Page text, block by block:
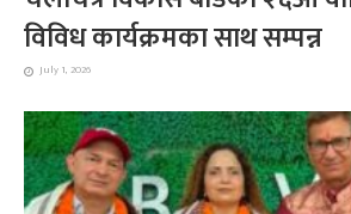
विविध कार्यक्रमका साथ सम्पन्न
July 1, 2026